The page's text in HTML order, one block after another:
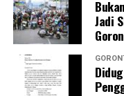
Pelatihan
penanganan awal,
persepsi peran
kehamilan.
Jadi